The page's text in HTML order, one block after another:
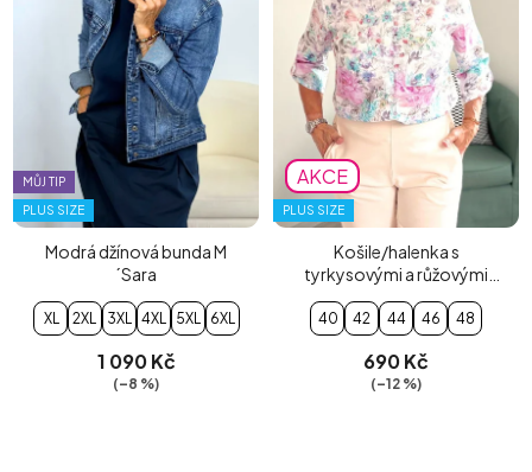
MŮJ TIP
PLUS SIZE
Modrá džínová bunda M
´Sara
XL 2XL 3XL 4XL 5XL 6XL
1 090 Kč
(–8 %)
AKCE
PLUS SIZE
Košile/halenka s
tyrkysovými a růžovými
květy
40 42 44 46 48
690 Kč
(–12 %)